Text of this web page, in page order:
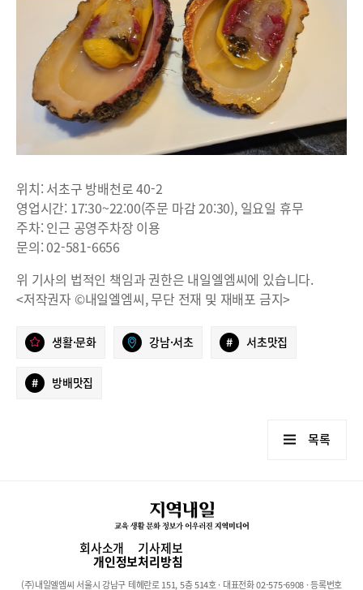
위치: 서초구 방배천로 40-2
영업시간: 17:30~22:00(주문 마감 20:30), 일요일 휴무
주차: 인근 공영주차장 이용
문의: 02-581-6656
위 기사의 법적인 책임과 권한은 내일엘엠씨에 있습니다.
<저작권자 ©내일엘엠씨, 무단 전재 및 재배포 금지>
생활·문화 강남·서초 # 서초맛집
# 방배맛집
목록
회사소개 기사제보
개인정보처리방침
(주)내일엘엠씨 서울시 강남구 테헤란로 151, 5층 514호 · 대표전화 02-575-6908 · 등록번호